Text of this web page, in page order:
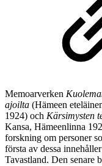
Memoarverken
ajoilta (Hämeen
1924) och Kärsimysten
Kansa, Hämeenlinna
forskning om personer
första av dessa
Tavastland. Den senare